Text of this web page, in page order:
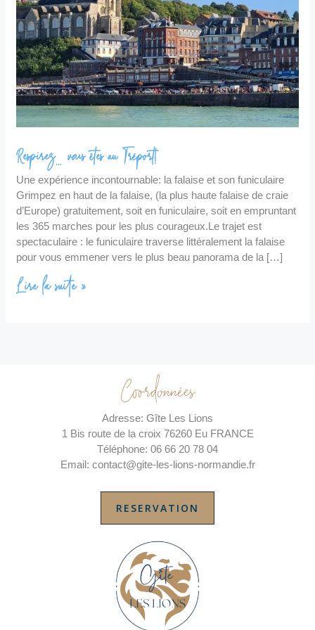
Respirez… vous êtes au Tréport!
Une expérience incontournable: la falaise et son funiculaire
Grimpez en haut de la falaise, (la plus haute falaise de craie
d’Europe) gratuitement, soit en funiculaire, soit en empruntant
les 365 marches pour les plus courageux.Le trajet est
spectaculaire : le funiculaire traverse littéralement la falaise
pour vous emmener vers le plus beau panorama de la […]
Lire la suite »
Coordonnées
Adresse: Gîte Les Lions
1 Bis route de la croix 76260 Eu FRANCE
Téléphone: 06 66 20 78 04
Email: contact@gite-les-lions-normandie.fr
RESERVATION